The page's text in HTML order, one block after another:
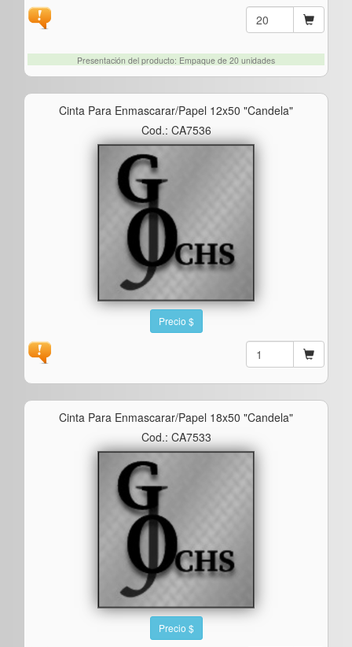
Presentación del producto: Empaque de 20 unidades
Cinta Para Enmascarar/papel 12x50 "candela"
Cod.: CA7536
Precio $
Cinta Para Enmascarar/papel 18x50 "candela"
Cod.: CA7533
Precio $